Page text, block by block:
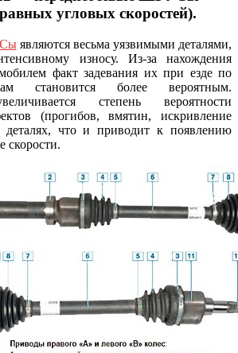
угловых скоростей).
являются весьма уязвимыми деталями,
износу. Из-за нахождения
факт задевания их при езде по
становится более вероятным.
степень вероятности
(прогибов, вмятин, искривление
что и приводит к появлению
скорости.